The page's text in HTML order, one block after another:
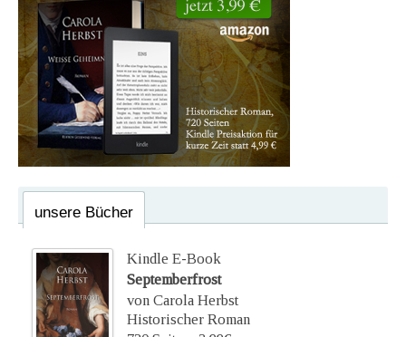
unsere Bücher
Kindle E-Book
Septemberfrost
von Carola Herbst
Historischer Roman